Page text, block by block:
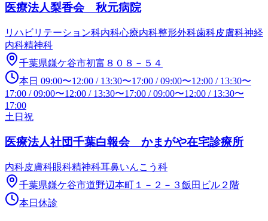
医療法人梨香会 秋元病院
リハビリテーション科内科心療内科整形外科歯科皮膚科神経
内科精神科
千葉県鎌ケ谷市初富８０８－５４
本日 09:00〜12:00 / 13:30〜17:00 /09:00〜12:00 / 13:30〜
17:00 /09:00〜12:00 / 13:30〜17:00 /09:00〜12:00 / 13:30〜
17:00
土日祝
医療法人社団千葉白報会 かまがや在宅診療所
内科皮膚科眼科精神科耳鼻いんこう科
千葉県鎌ケ谷市道野辺本町１－２－３飯田ビル２階
本日休診